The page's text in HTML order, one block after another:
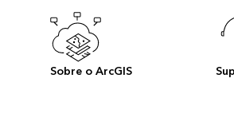
Sobre o ArcGIS